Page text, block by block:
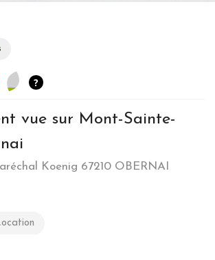
?
:Classique: basique en formes et
Montagne-Mer-Lieux historiques
vue sur Mont-Sainte-
Koenig 67210 OBERNAI